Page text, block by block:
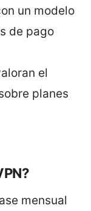
un modelo
de pago
el
planes
mensual